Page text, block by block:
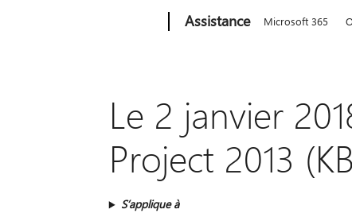
Assistance Microsoft 365
Le 2 janvier
Project 2013
S’applique à